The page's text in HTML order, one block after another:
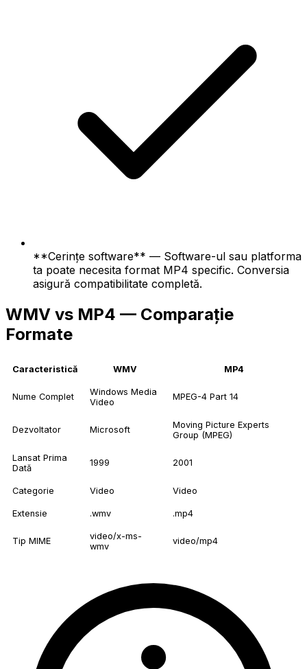
**Cerințe software** — Software-ul sau platforma
ta poate necesita format MP4 specific. Conversia
asigură compatibilitate completă.
WMV vs MP4 — Comparație
Formate
Caracteristică WMV MP4
Nume Complet
Windows Media
Video
MPEG-4 Part 14
Dezvoltator Microsoft
Moving Picture Experts
Group (MPEG)
Lansat Prima
Dată
1999 2001
Categorie Video Video
Extensie .wmv .mp4
Tip MIME
video/x-ms-
wmv
video/mp4